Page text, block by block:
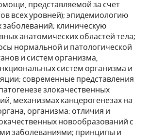
представляемой за счет
всех уровней); эпидемиологию
заболеваний; клиническую
анатомических областей тела;
нормальной и патологической
и систем организма,
систем организма и
современные представления
злокачественных
механизмах канцерогенезах на
организма; отличия и
новообразований с
заболеваниями; принципы и